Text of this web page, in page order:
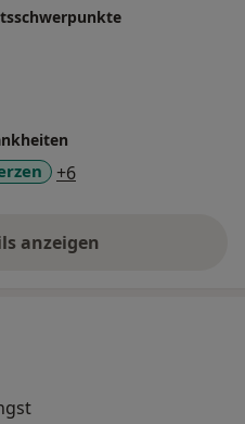
+6
anzeigen
über Erfahrungen